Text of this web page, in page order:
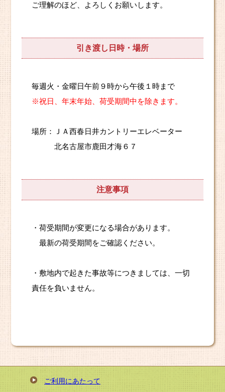
ご理解のほど、よろしくお願いします。
引き渡し日時・場所
毎週火・金曜日午前９時から午後１時まで
※祝日、年末年始、荷受期間中を除きます。
場所：ＪＡ西春日井カントリーエレベーター
北名古屋市鹿田才海６７
注意事項
・荷受期間が変更になる場合があります。
最新の荷受期間をご確認ください。
・敷地内で起きた事故等につきましては、一切
責任を負いません。
ご利用にあたって